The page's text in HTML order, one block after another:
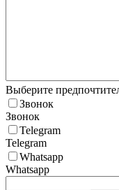
Выберите
Звонок
Звонок
Telegram
Telegram
Whatsapp
Whatsapp